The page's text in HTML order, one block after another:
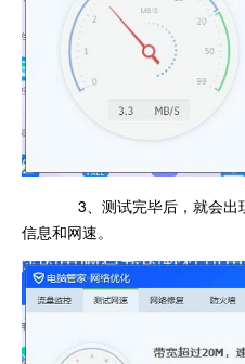
3、测试完毕后，就会出
信息和网速。